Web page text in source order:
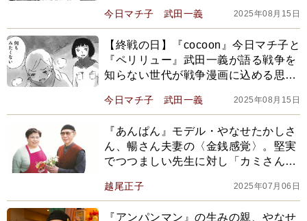
い」
今日マチ子 武田一義 2025年08月15日
【終戦の日】『cocoon』今日マチ子と
『ペリリュー』武田一義が語る戦争を
知らない世代が戦争漫画に込める思
で…」
今日マチ子 武田一義 2025年08月15日
『あんぱん』モデル・やなせたかしさ
ん、暢さん夫妻の〈金銭感覚〉。堅実
でつつましい先生に対し「カミさんは
と…」【2025年上半期ベスト】
越尾正子 2025年07月06日
『アンパンマン』の生みの親、やなせ